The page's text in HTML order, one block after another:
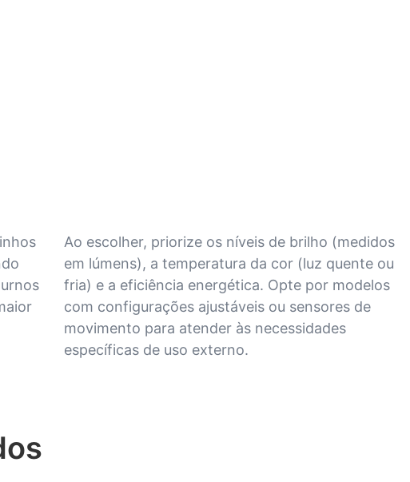
Ao escolher, priorize os níveis de brilho (medidos
em lúmens), a temperatura da cor (luz quente ou
fria) e a eficiência energética. Opte por modelos
com configurações ajustáveis ​​ou sensores de
movimento para atender às necessidades
específicas de uso externo.